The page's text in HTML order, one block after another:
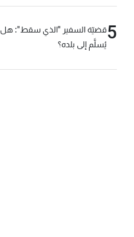
5قضيّة السفير "الذي سقط": هل
يُسلَّم إلى بلده؟